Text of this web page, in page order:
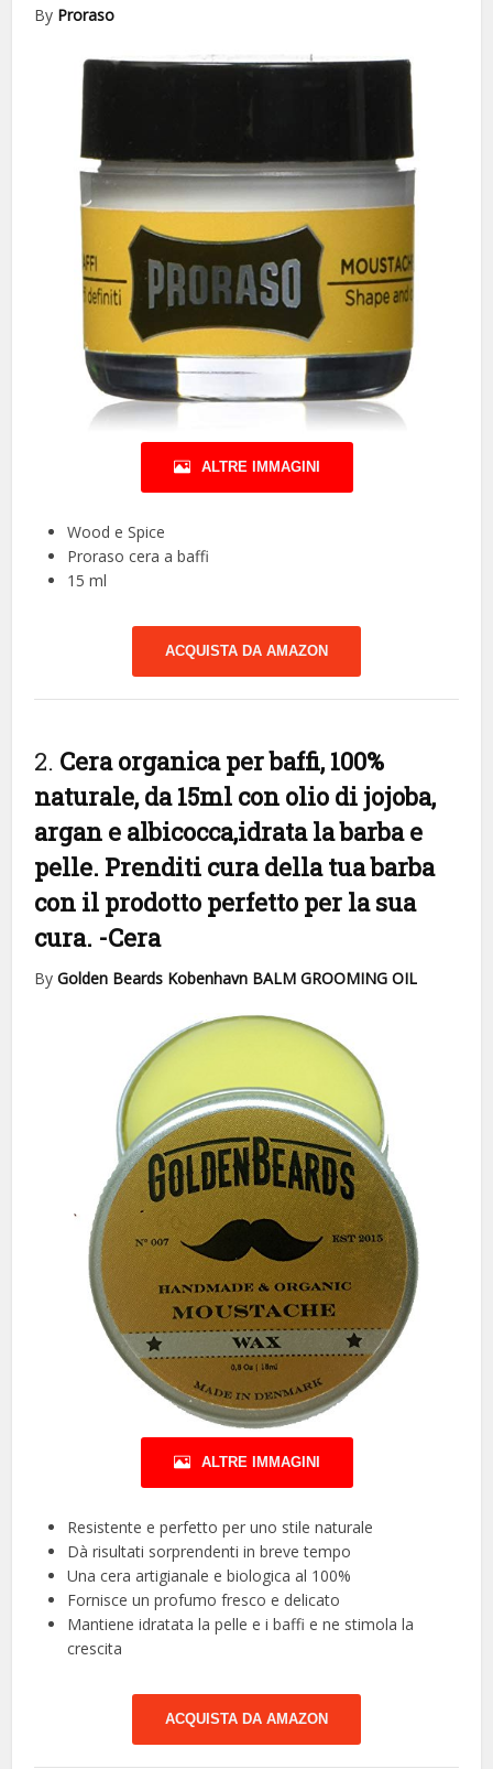
By Proraso
ALTRE IMMAGINI
Wood e Spice
Proraso cera a baffi
15 ml
ACQUISTA DA AMAZON
2. Cera organica per baffi, 100%
naturale, da 15ml con olio di jojoba,
argan e albicocca,idrata la barba e
pelle. Prenditi cura della tua barba
con il prodotto perfetto per la sua
cura. -Cera
ByGolden Beards Kobenhavn BALM GROOMING OIL
ALTRE IMMAGINI
Resistente e perfetto per uno stile naturale
Dà risultati sorprendenti in breve tempo
Una cera artigianale e biologica al 100%
Fornisce un profumo fresco e delicato
Mantiene idratata la pelle e i baffi e ne stimola la
crescita
ACQUISTA DA AMAZON